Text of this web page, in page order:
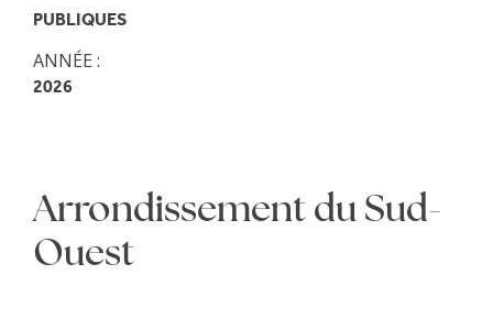
PUBLIQUES
ANNÉE :
2026
Arrondissement du Sud-
Ouest